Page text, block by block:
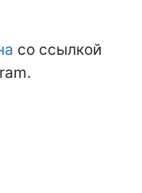
со ссылкой